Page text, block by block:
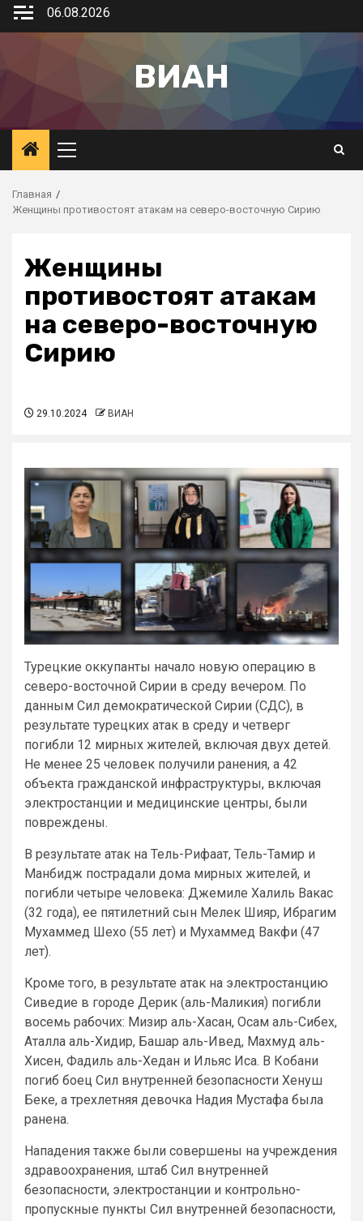
06.08.2026
ВИАН
Главная
Женщины противостоят атакам на северо-восточную Сирию
Женщины
противостоят атакам
на северо-восточную
Сирию
29.10.2024 ВИАН
Турецкие оккупанты начало новую операцию в
северо-восточной Сирии в среду вечером. По
данным Сил демократической Сирии (СДС), в
результате турецких атак в среду и четверг
погибли 12 мирных жителей, включая двух детей.
Не менее 25 человек получили ранения, а 42
объекта гражданской инфраструктуры, включая
электростанции и медицинские центры, были
повреждены.
В результате атак на Тель-Рифаат, Тель-Тамир и
Манбидж пострадали дома мирных жителей, и
погибли четыре человека: Джемиле Халиль Вакас
(32 года), ее пятилетний сын Мелек Шияр, Ибрагим
Мухаммед Шехо (55 лет) и Мухаммед Вакфи (47
лет).
Кроме того, в результате атак на электростанцию
Сиведие в городе Дерик (аль-Маликия) погибли
восемь рабочих: Мизир аль-Хасан, Осам аль-Сибех,
Аталла аль-Хидир, Башар аль-Ивед, Махмуд аль-
Хисен, Фадиль аль-Хедан и Ильяс Иса. В Кобани
погиб боец Сил внутренней безопасности Хенуш
Беке, а трехлетняя девочка Надия Мустафа была
ранена.
Нападения также были совершены на учреждения
здравоохранения, штаб Сил внутренней
безопасности, электростанции и контрольно-
пропускные пункты Сил внутренней безопасности,